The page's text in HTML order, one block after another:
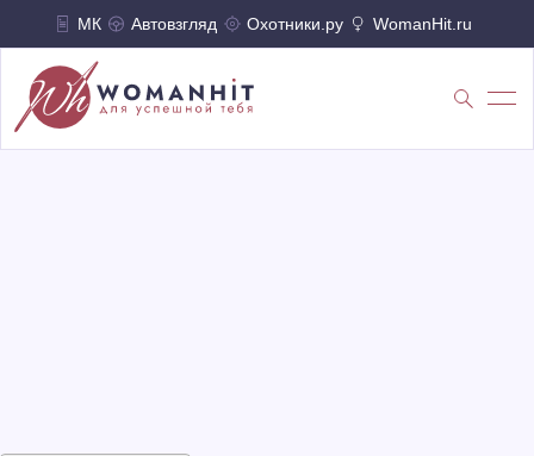
МК Автовзгляд Охотники.ру WomanHit.ru